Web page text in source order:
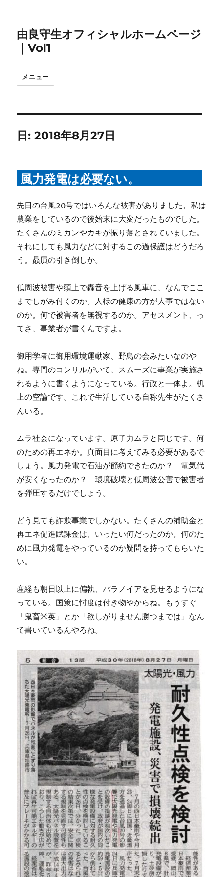
由良守生オフィシャルホームページ
｜Vol1
メニュー
日:2018年8月27日
風力発電は必要ない。
先日の台風20号ではいろんな被害がありました。私は
農業をしているので後始末に大変だったものでした。
たくさんのミカンやカキが振り落とされていました。
それにしても風力などに対するこの過保護はどうだろ
う。贔屓の引き倒しか。
低周波被害や頭上で轟音を上げる風車に、なんでここ
までしがみ付くのか。人様の健康の方が大事ではない
のか。何で被害者を無視するのか。アセスメント、っ
てさ、事業者が書くんですよ。
御用学者に御用環境運動家、野鳥の会みたいなのや
ね。専門のコンサルがいて、スムーズに事業が実施さ
れるように書くようになっている。行政と一体よ。机
上の空論です。これで生活している自称先生がたくさ
んいる。
ムラ社会になっています。原子力ムラと同じです。何
のための再エネか。真面目に考えてみる必要があるで
しょう。風力発電で石油が節約できたのか？ 電気代
が安くなったのか？ 環境破壊と低周波公害で被害者
を弾圧するだけでしょう。
どう見ても詐欺事業でしかない。たくさんの補助金と
再エネ促進賦課金は、いったい何だったのか。何のた
めに風力発電をやっているのか疑問を持ってもらいた
い。
産経も朝日以上に偏執、パラノイアを見せるようにな
っている。国策に忖度は付き物やからね。もうすぐ
「鬼畜米英」とか「欲しがりません勝つまでは」なん
て書いているんやろね。